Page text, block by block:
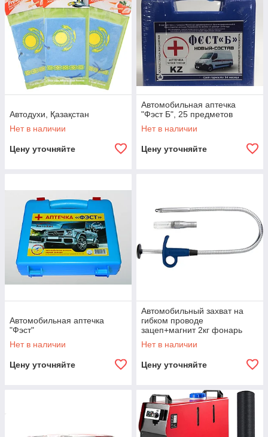
Автодухи, Қазақстан
Нет в наличии
Цену уточняйте
Автомобильная аптечка
"Фэст Б", 25 предметов
Нет в наличии
Цену уточняйте
Автомобильная аптечка
"Фэст"
Нет в наличии
Цену уточняйте
Автомобильный захват на
гибком проводе
зацеп+магнит 2кг фонарь
1Led 600мм Stern 90550
(002)
Нет в наличии
Цену уточняйте